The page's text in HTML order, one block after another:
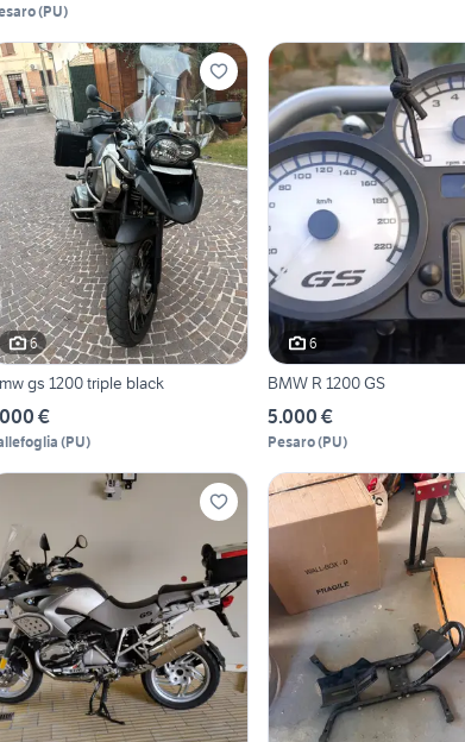
(PU)
6
gs 1200 triple black
€
(PU)
6
BMW R 1200 GS
5.000 €
Pesaro(PU)